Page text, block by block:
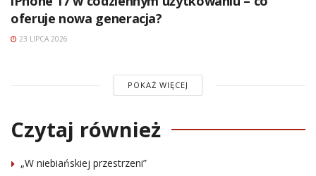
oferuje nowa generacja?
23 LIPCA 2026
POKAŻ WIĘCEJ
Czytaj również
„W niebiańskiej przestrzeni”